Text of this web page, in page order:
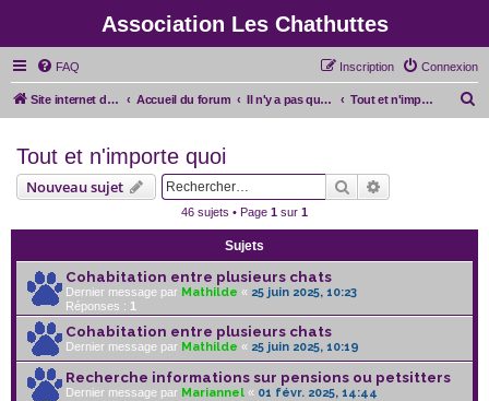
Association Les Chathuttes
FAQ Connexion
Inscription
Site internet de l'association Accueil du forum Il n'y a pas que l'asso Tout et n'importe quoi
r
Tout et n'importe quoi
Nouveau sujet Rechercher
46 sujets • Page 1 sur 1
Sujets
Cohabitation entre plusieurs chats
Dernier message par Mathilde « 25 juin 2025, 10:23
Réponses : 1
Cohabitation entre plusieurs chats
Dernier message par Mathilde « 25 juin 2025, 10:19
Recherche informations sur pensions ou petsitters
Dernier message par Mariannel « 01 févr. 2025, 14:44